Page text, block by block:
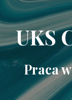
UKS
Praca